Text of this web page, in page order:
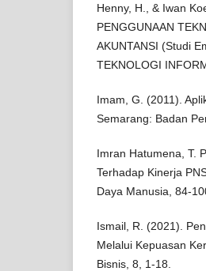
Henny, H., & Iwan
PENGGUNAAN
AKUNTANSI (Studi
TEKNOLOGI
Imam, G. (2011).
Semarang: Badan
Imran Hatumena, T.
Terhadap Kinerja
Daya Manusia, 84-
Ismail, R. (2021).
Melalui Kepuasan
Bisnis, 8, 1-18.